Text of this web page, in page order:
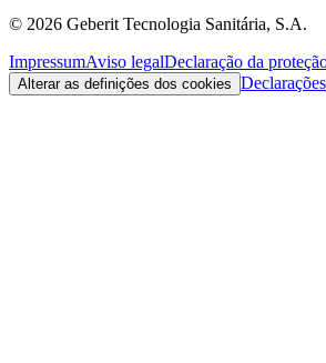
© 2026 Geberit Tecnologia Sanitária, S.A.
ImpressumAviso legalDeclaração da
Alterar as definições dos cookies Declarações